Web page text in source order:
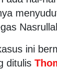
ini
ditulis